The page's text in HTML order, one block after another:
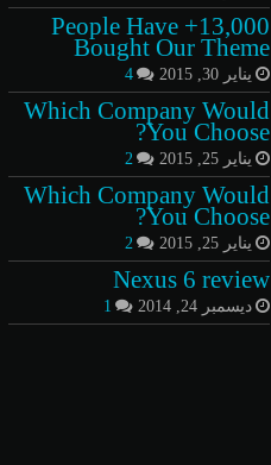
13,000+ People Have
Bought Our Theme
يناير 30, 2015 4
Which Company Would
You Choose?
يناير 25, 2015 2
Which Company Would
You Choose?
يناير 25, 2015 2
Nexus 6 review
ديسمبر 24, 2014 1